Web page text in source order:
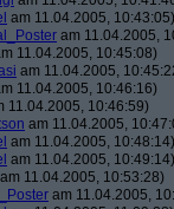
am 11.04.2005, 10:43:05)
am 11.04.2005,
11.04.2005, 10:45:08)
am 11.04.2005,
11.04.2005, 10:46:16)
11.04.2005, 10:46:59)
am 11.04.2005,
am 11.04.2005, 10:48:14)
am 11.04.2005, 10:49:14)
am 11.04.2005, 10:53:28)
am 11.04.2005,